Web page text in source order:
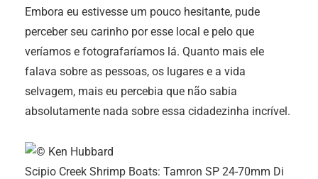
Embora eu estivesse um pouco hesitante, pude
perceber seu carinho por esse local e pelo que
veríamos e fotografaríamos lá. Quanto mais ele
falava sobre as pessoas, os lugares e a vida
selvagem, mais eu percebia que não sabia
absolutamente nada sobre essa cidadezinha incrível.
Scipio Creek Shrimp Boats: Tamron SP 24-70mm Di